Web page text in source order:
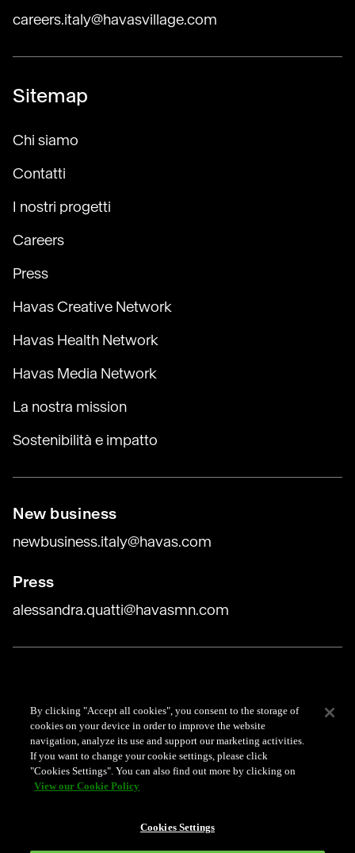
careers.italy@havasvillage.com
Sitemap
Chi siamo
Contatti
I nostri progetti
Careers
Press
Havas Creative Network
Havas Health Network
Havas Media Network
La nostra mission
Sostenibilità e impatto
New business
newbusiness.italy@havas.com
Press
alessandra.quatti@havasmn.com
Data Protection
Cookie Policy
Whistleblowing Policy
By clicking "Accept all cookies", you consent to the storage of
cookies on your device in order to improve the website
navigation, analyze its use and support our marketing activities.
If you want to change your cookie settings, please click
"Cookies Settings". You can also find out more by clicking on
View our Cookie Policy
Cookies Settings